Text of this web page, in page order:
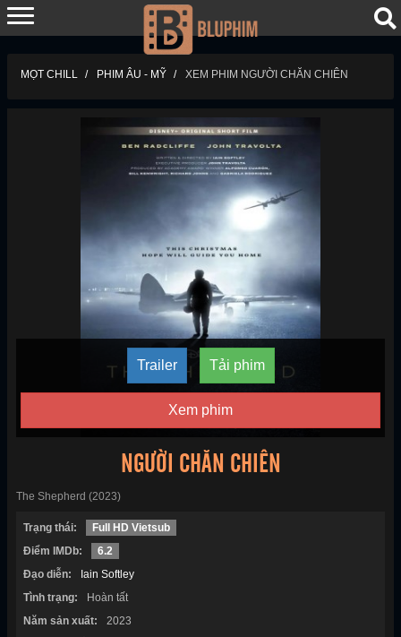
MỌT CHILL PHIM ÂU - MỸ XEM PHIM NGƯỜI CHĂN CHIÊN
Trailer Tải phim
Xem phim
NGƯỜI CHĂN CHIÊN
The Shepherd (2023)
Trạng thái:
Full HD Vietsub
Điểm IMDb:
6.2
Đạo diễn:
Iain Softley
Tình trạng:
Hoàn tất
Năm sản xuất:
2023